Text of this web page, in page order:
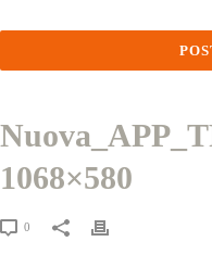
1068×580
0